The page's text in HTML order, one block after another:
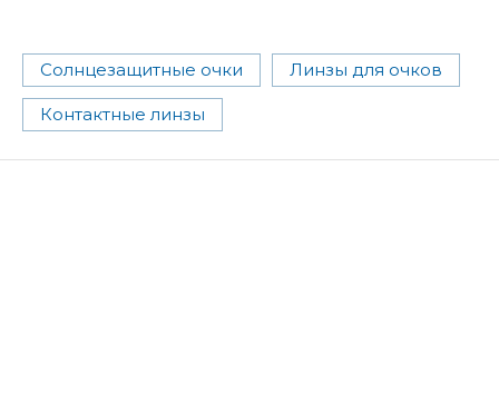
Солнцезащитные очки Линзы для очков
Контактные линзы